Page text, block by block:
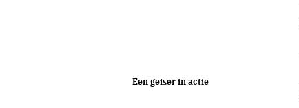
Een geiser in actie